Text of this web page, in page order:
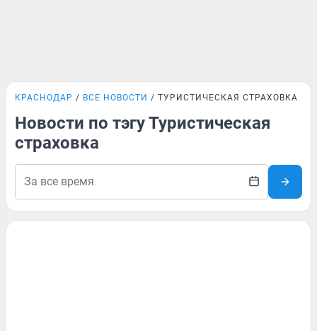
КРАСНОДАР ВСЕ НОВОСТИ ТУРИСТИЧЕСКАЯ СТРАХОВКА
Новости по тэгу Туристическая
страховка